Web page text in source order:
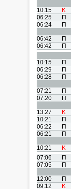
10:15 K
06:25
П
06:24
П
06:42 П
06:42
П
10:15 П
06:29
П
06:28
П
07:21 П
07:20
П
13:27 K
10:21
П
06:22
П
06:21
П
10:21 K
07:06
П
07:05
П
12:00 П
09:12
K